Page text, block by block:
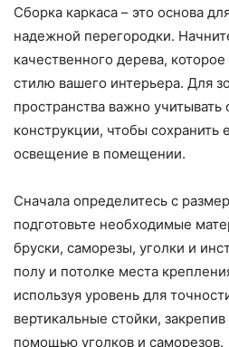
Сборка каркаса – это основа
надежной перегородки.
качественного дерева, которое
стилю вашего интерьера. Для
пространства важно
конструкции, чтобы сохранить
освещение в помещении.
Сначала определитесь с
подготовьте необходимые
бруски, саморезы, уголки и
полу и потолке места
используя уровень для
вертикальные стойки,
помощью уголков и саморезов.